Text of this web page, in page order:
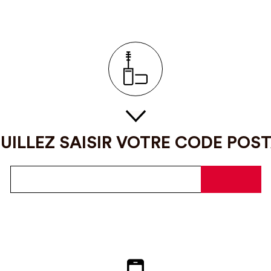
SAISIR VOTRE CODE